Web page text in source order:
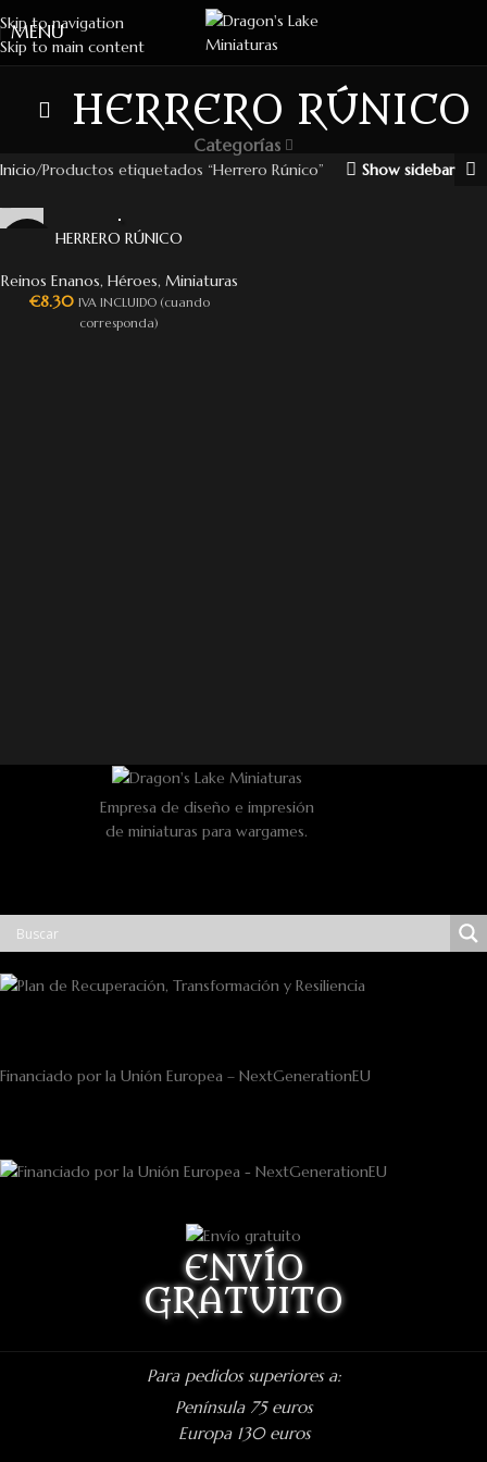
Skip to navigation
Skip to main content
MENU
HERRERO RÚNICO
Categorías
Inicio Productos etiquetados “Herrero Rúnico” Show sidebar
HERRERO RÚNICO
Reinos Enanos, Héroes, Miniaturas
€8.30 IVA INCLUIDO (cuando
corresponda)
Empresa de diseño e impresión
de miniaturas para wargames.
Financiado por la Unión Europea – NextGenerationEU
ENVÍO
GRATUITO
Para pedidos superiores a:
Península 75 euros
Europa 130 euros